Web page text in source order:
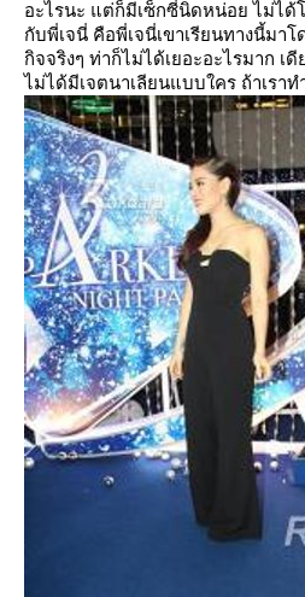
อะไรนะ แต่ก็มีเซ็กซี่นิดหน่อย ไม่ได้โ
กับพี่เจนี่ คือพี่เจนี่เขาเรียนทางนี้มาโ
กิจจริงๆ ท่าก็ไม่ได้เยอะอะไรมาก เ
ไม่ได้มีเจตนาเลียนแบบใคร ถ้าเรา